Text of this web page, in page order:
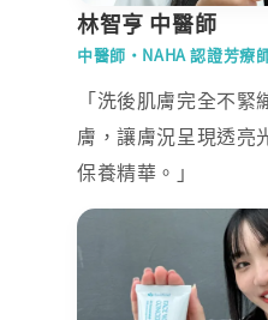
林智亨 中醫師
中醫師‧NAHA 認證芳療
「洗後肌膚完全不
膚，讓膚況呈現透亮
保養精華。」